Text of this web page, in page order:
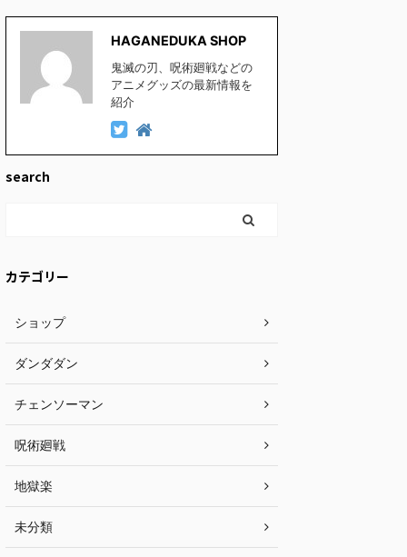
HAGANEDUKA SHOP
鬼滅の刃、呪術廻戦などの
アニメグッズの最新情報を
紹介
search
カテゴリー
ショップ
ダンダダン
チェンソーマン
呪術廻戦
地獄楽
未分類